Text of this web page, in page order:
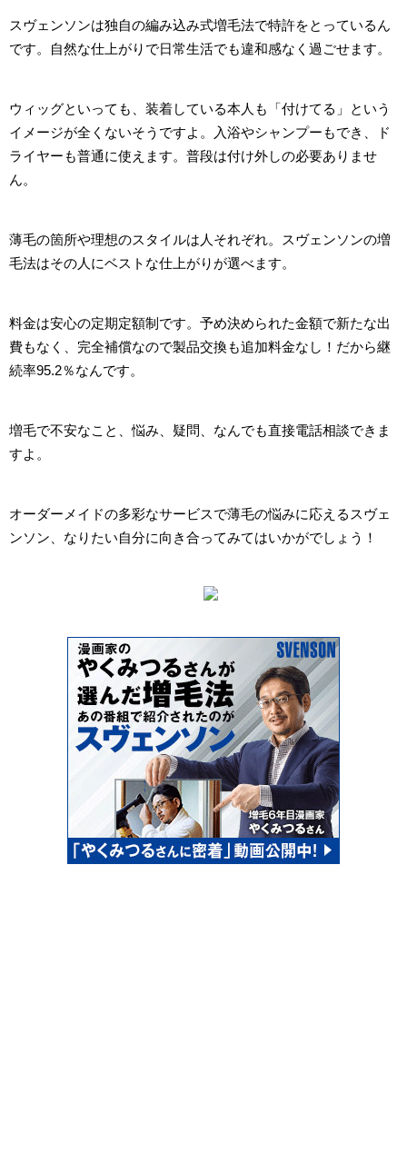
スヴェンソンは独自の編み込み式増毛法で特許をとっているん
です。自然な仕上がりで日常生活でも違和感なく過ごせます。
ウィッグといっても、装着している本人も「付けてる」という
イメージが全くないそうですよ。入浴やシャンプーもでき、ド
ライヤーも普通に使えます。普段は付け外しの必要ありませ
ん。
薄毛の箇所や理想のスタイルは人それぞれ。スヴェンソンの増
毛法はその人にベストな仕上がりが選べます。
料金は安心の定期定額制です。予め決められた金額で新たな出
費もなく、完全補償なので製品交換も追加料金なし！だから継
続率95.2％なんです。
増毛で不安なこと、悩み、疑問、なんでも直接電話相談できま
すよ。
オーダーメイドの多彩なサービスで薄毛の悩みに応えるスヴェ
ンソン、なりたい自分に向き合ってみてはいかがでしょう！